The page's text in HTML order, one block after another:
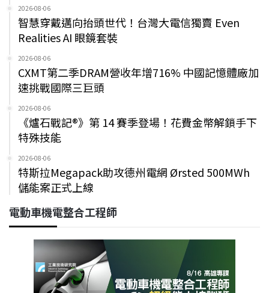
2026-08-06
智慧穿戴邁向抬頭世代！台灣大電信獨賣 Even
Realities AI 眼鏡套裝
2026-08-06
CXMT第二季DRAM營收年增716% 中國記憶體廠加
速挑戰國際三巨頭
2026-08-06
《爐石戰記®》第 14 賽季登場！花費金幣解鎖手下
特殊技能
2026-08-06
特斯拉Megapack助攻德州電網 Ørsted 500MWh
儲能案正式上線
電動車機電整合工程師